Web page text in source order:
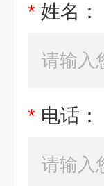
* 姓名：
* 电话：